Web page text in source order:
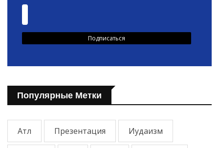
Популярные Метки
Атл Презентация Иудаизм